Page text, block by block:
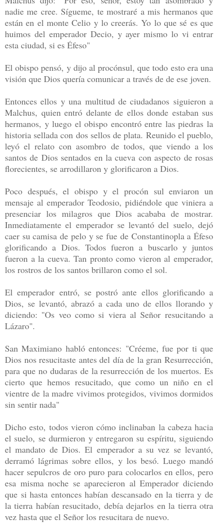
nadie me cree. Sígueme, te mostraré a mis hermanos que
están en el monte Celio y lo creerás. Yo lo que sé es que
huimos del emperador Decio, y ayer mismo lo vi entrar
esta ciudad, si es Éfeso"
El obispo pensó, y dijo al procónsul, que todo esto era una
visión que Dios quería comunicar a través de de ese joven.
Entonces ellos y una multitud de ciudadanos siguieron a
Malchus, quien entró delante de ellos donde estaban sus
hermanos, y luego el obispo encontró entre las piedras la
historia sellada con dos sellos de plata. Reunido el pueblo,
leyó el relato con asombro de todos, que viendo a los
santos de Dios sentados en la cueva con aspecto de rosas
florecientes, se arrodillaron y glorificaron a Dios.
Poco después, el obispo y el procón sul enviaron un
mensaje al emperador Teodosio, pidiéndole que viniera a
presenciar los milagros que Dios acababa de mostrar.
Inmediatamente el emperador se levantó del suelo, dejó
caer su camisa de pelo y se fue de Constantinopla a Éfeso
glorificando a Dios. Todos fueron a buscarlo y juntos
fueron a la cueva. Tan pronto como vieron al emperador,
los rostros de los santos brillaron como el sol.
El emperador entró, se postró ante ellos glorificando a
Dios, se levantó, abrazó a cada uno de ellos llorando y
diciendo: "Os veo como si viera al Señor resucitando a
Lázaro".
San Maximiano habló entonces: "Créeme, fue por ti que
Dios nos resucitaste antes del día de la gran Resurrección,
para que no dudaras de la resurrección de los muertos. Es
cierto que hemos resucitado, que como un niño en el
vientre de la madre vivimos protegidos, vivimos dormidos
sin sentir nada"
Dicho esto, todos vieron cómo inclinaban la cabeza hacia
el suelo, se durmieron y entregaron su espíritu, siguiendo
el mandato de Dios. El emperador a su vez se levantó,
derramó lágrimas sobre ellos, y los besó. Luego mandó
hacer sepulcros de oro puro para colocarlos en ellos, pero
esa misma noche se aparecieron al Emperador diciendo
que si hasta entonces habían descansado en la tierra y de
la tierra habían resucitado, debía dejarlos en la tierra otra
vez hasta que el Señor los resucitara de nuevo.